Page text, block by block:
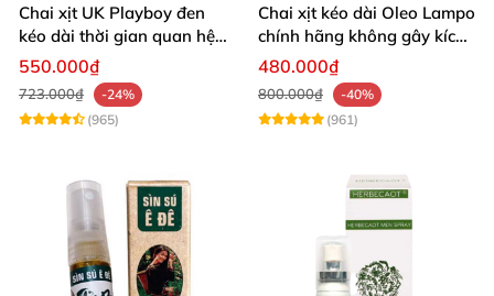
Chai xịt UK Playboy đen
kéo dài thời gian quan hệ
5ml nhỏ gọn
550.000₫
723.000₫
-24%
(965)
Chai xịt kéo dài Oleo Lampo
chính hãng không gây kích
ứng da
480.000₫
800.000₫
-40%
(961)